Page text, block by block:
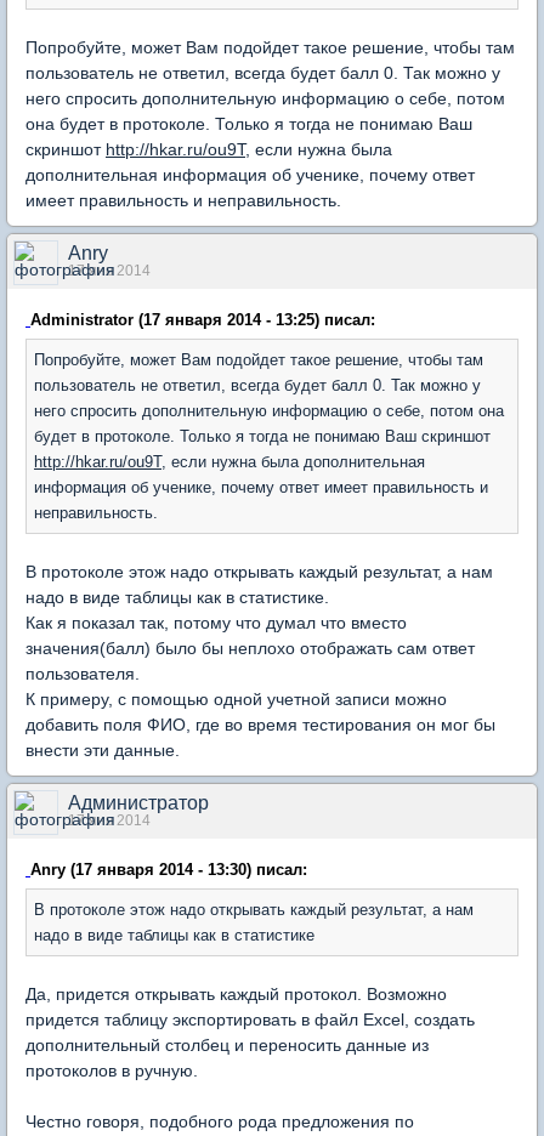
Попробуйте, может Вам подойдет такое решение, чтобы там
пользователь не ответил, всегда будет балл 0. Так можно у
него спросить дополнительную информацию о себе, потом
она будет в протоколе. Только я тогда не понимаю Ваш
скриншот http://hkar.ru/ou9T, если нужна была
дополнительная информация об ученике, почему ответ
имеет правильность и неправильность.
Anry
17 янв 2014
Administrator (17 января 2014 - 13:25) писал:
Попробуйте, может Вам подойдет такое решение, чтобы там
пользователь не ответил, всегда будет балл 0. Так можно у
него спросить дополнительную информацию о себе, потом она
будет в протоколе. Только я тогда не понимаю Ваш скриншот
http://hkar.ru/ou9T, если нужна была дополнительная
информация об ученике, почему ответ имеет правильность и
неправильность.
В протоколе этож надо открывать каждый результат, а нам
надо в виде таблицы как в статистике.
Как я показал так, потому что думал что вместо
значения(балл) было бы неплохо отображать сам ответ
пользователя.
К примеру, с помощью одной учетной записи можно
добавить поля ФИО, где во время тестирования он мог бы
внести эти данные.
Администратор
17 янв 2014
Anry (17 января 2014 - 13:30) писал:
В протоколе этож надо открывать каждый результат, а нам
надо в виде таблицы как в статистике
Да, придется открывать каждый протокол. Возможно
придется таблицу экспортировать в файл Excel, создать
дополнительный столбец и переносить данные из
протоколов в ручную.
Честно говоря, подобного рода предложения по